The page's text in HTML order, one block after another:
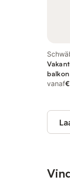
balkon
vanaf